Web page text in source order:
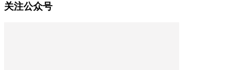
关注公众号